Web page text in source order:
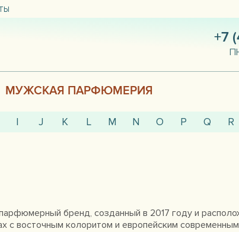
+7
МУЖСКАЯ ПАРФЮМЕРИЯ
I J K L M N O P Q R
бренд, созданный в 2017 году и
с восточным колоритом и европейским